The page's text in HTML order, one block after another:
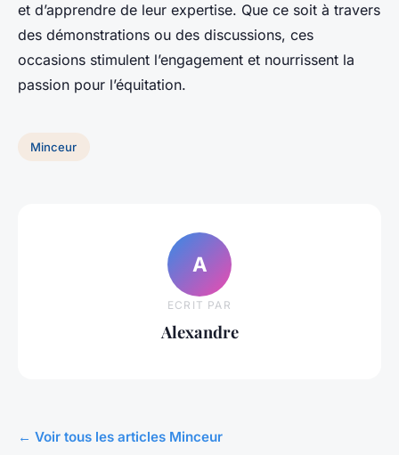
et d’apprendre de leur expertise. Que ce soit à travers
des démonstrations ou des discussions, ces
occasions stimulent l’engagement et nourrissent la
passion pour l’équitation.
Minceur
A
ECRIT PAR
Alexandre
← Voir tous les articles Minceur